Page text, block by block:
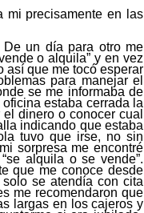
mi precisamente en las
De un día para otro me
o alquila” y en vez
así que me tocó esperar
para manejar el
se me informaba de
estaba cerrada la
dinero o conocer cual
indicando que estaba
tuvo que irse, no sin
sorpresa me encontré
alquila o se vende”.
que meconoce desde
solo se atendía con cita
me recomendaron que
largas en los cajerosy